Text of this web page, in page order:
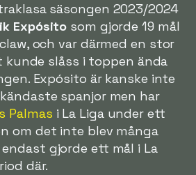
säsongen 2023/2024
Expósito som gjorde 19 mål
och var därmed en stor
slåss i toppen ända
Expósito är kanske inte
spanjor men har
Palmas i La Liga under ett
om det inte blev många
gjorde ett mål i La
där.